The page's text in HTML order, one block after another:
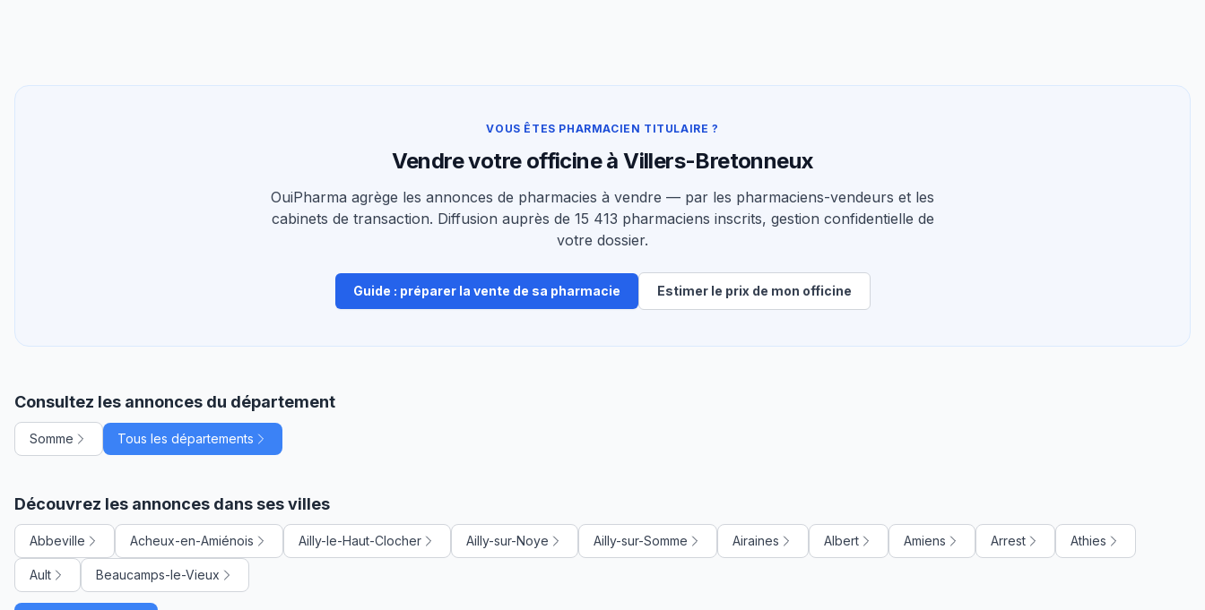
VOUS ÊTES PHARMACIEN TITULAIRE ?
Vendre votre officine à Villers-Bretonneux
OuiPharma agrège les annonces de pharmacies à vendre — par les pharmaciens-vendeurs et les
cabinets de transaction. Diffusion auprès de 15 413 pharmaciens inscrits, gestion confidentielle de
votre dossier.
Guide : préparer la vente de sa pharmacie Estimer le prix de mon officine
Consultez les annonces du département
Somme Tous les départements
Découvrez les annonces dans ses villes
Abbeville Acheux-en-Amiénois Ailly-le-Haut-Clocher Ailly-sur-Noye Ailly-sur-Somme Airaines Albert Amiens Arrest Athies
Ault Beaucamps-le-Vieux